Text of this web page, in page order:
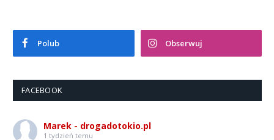
Polub Obserwuj
FACEBOOK
Marek - drogadotokio.pl
1 tydzień temu